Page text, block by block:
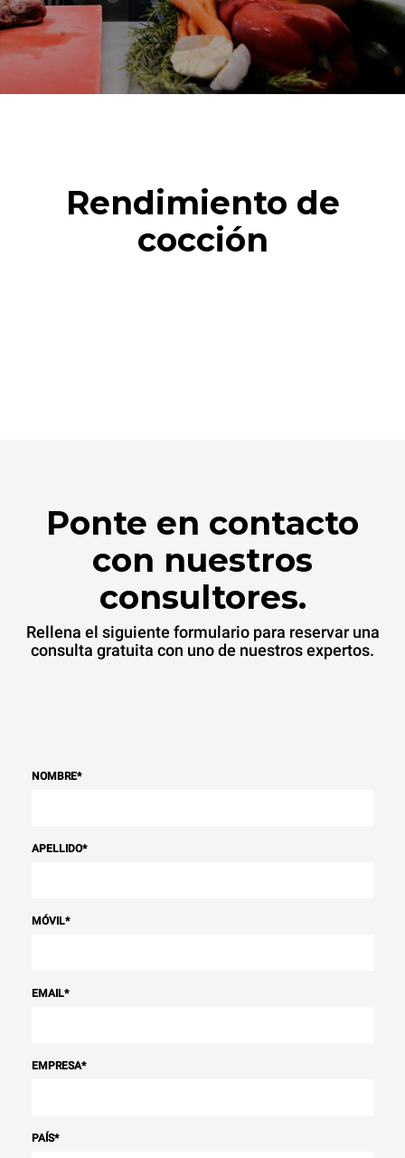
Rendimiento de
cocción
Ponte en contacto
con nuestros
consultores.
Rellena el siguiente formulario para reservar una
consulta gratuita con uno de nuestros expertos.
NOMBRE*
APELLIDO*
MÓVIL*
EMAIL*
EMPRESA*
PAÍS*